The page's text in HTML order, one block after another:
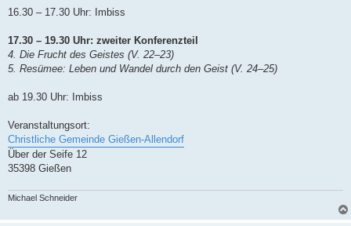
16.30 – 17.30 Uhr: Imbiss
17.30 – 19.30 Uhr: zweiter Konferenzteil
4. Die Frucht des Geistes (V. 22–23)
5. Resümee: Leben und Wandel durch den Geist (V. 24–25)
ab 19.30 Uhr: Imbiss
Veranstaltungsort:
Christliche Gemeinde Gießen-Allendorf
Über der Seife 12
35398 Gießen
Michael Schneider